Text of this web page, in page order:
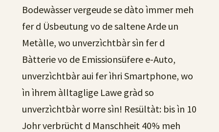
Bodewàsser vergeude se dàto ìmmer meh
fer d Üsbeutung vo de saltene Arde un
Metàlle, wo unverzìchtbàr sìn fer d
Bàtterie vo de Emissionsüfere e-Auto,
unverzìchtbàr aui fer ìhri Smartphone, wo
ìn ìhrem àlltaglige Lawe gràd so
unverzìchtbàr worre sìn! Resültàt: bis ìn 10
Johr verbrücht d Manschheit 40% meh